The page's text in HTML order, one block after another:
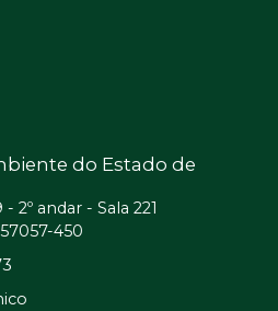
do Estado de
2º andar - Sala 221
450